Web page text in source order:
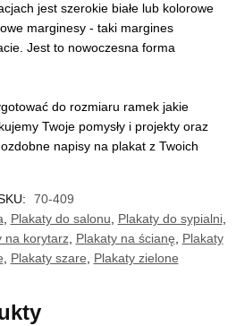
jest szerokie białe lub kolorowe
marginesy - taki margines
Jest to nowoczesna forma
do rozmiaru ramek jakie
Twoje pomysły i projekty oraz
napisy na plakat z Twoich
70-409
, Plakaty do salonu, Plakaty do sypialni,
na korytarz, Plakaty na ścianę, Plakaty
, Plakaty szare, Plakaty zielone